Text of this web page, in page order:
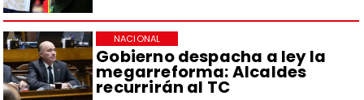
Gobierno despacha a ley la
megarreforma: Alcaldes
recurrirán al TC
NACIONAL